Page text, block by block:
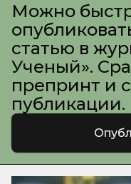
Можно
статью в
Ученый».
препринт и
публикации.